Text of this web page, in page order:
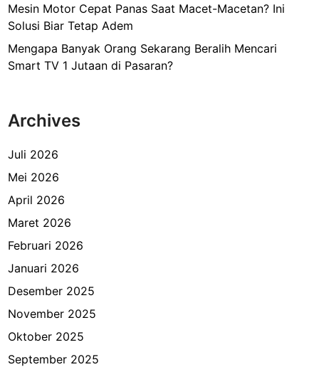
Mesin Motor Cepat Panas Saat Macet-Macetan? Ini
Solusi Biar Tetap Adem
Mengapa Banyak Orang Sekarang Beralih Mencari
Smart TV 1 Jutaan di Pasaran?
Archives
Juli 2026
Mei 2026
April 2026
Maret 2026
Februari 2026
Januari 2026
Desember 2025
November 2025
Oktober 2025
September 2025